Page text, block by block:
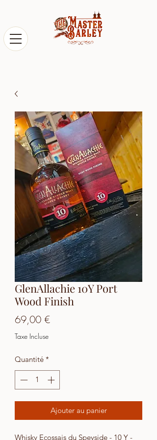
GlenAllachie 10Y Port
Wood Finish
69,00 €Prix
Taxe Incluse
Quantité *
Ajouter au panier
Whisky Ecossais du Speyside - 10 Y -